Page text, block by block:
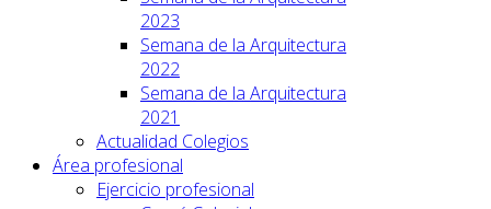
2023
Semana de la Arquitectura
2022
Semana de la Arquitectura
2021
Actualidad Colegios
Área profesional
Ejercicio profesional